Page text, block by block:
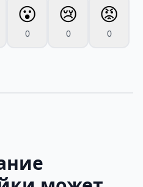
😮
0
😢
0
😡
0